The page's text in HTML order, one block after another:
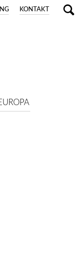
KONTAKT